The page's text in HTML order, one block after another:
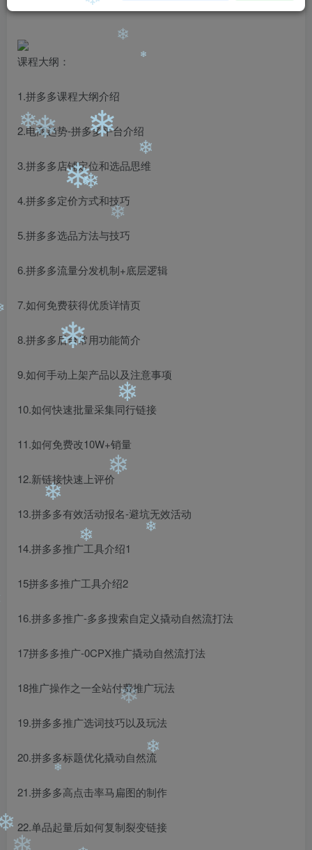
课程大纲：
1.拼多多课程大纲介绍
2.电商趋势-拼多多平台介绍
3.拼多多店铺定位和选品思维
4.拼多多定价方式和技巧
5.拼多多选品方法与技巧
6.拼多多流量分发机制+底层逻辑
7.如何免费获得优质详情页
8.拼多多后台常用功能简介
9.如何手动上架产品以及注意事项
10.如何快速批量采集同行链接
11.如何免费改10W+销量
12.新链接快速上评价
13.拼多多有效活动报名-避坑无效活动
14.拼多多推广工具介绍1
15拼多多推广工具介绍2
16.拼多多推广-多多搜索自定义撬动自然流打法
17拼多多推广-0CPX推广撬动自然流打法
18推广操作之一全站付费推广玩法
19.拼多多推广选词技巧以及玩法
20.拼多多标题优化撬动自然流
21.拼多多高点击率马扁图的制作
22.单品起量后如何复制裂变链接
❄
❄
❄
❄
❄
❄
❄
❄
❄
❄
❄
❄ ❄
❄